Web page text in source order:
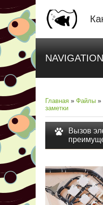
NAVIGATION
Главная » Файлы »
заметки
Вызов